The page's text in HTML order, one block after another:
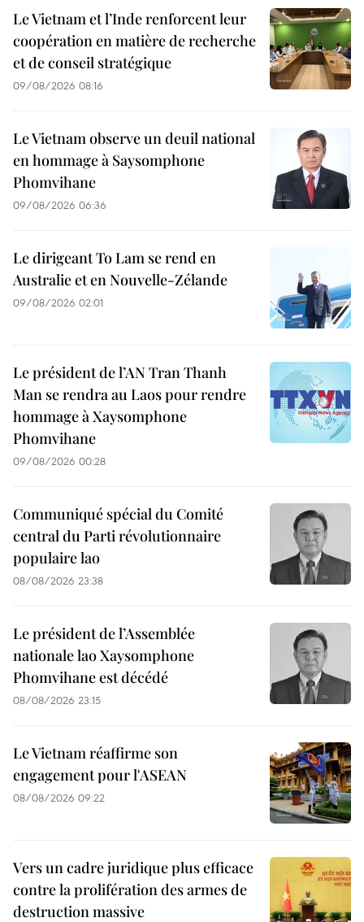
Le Vietnam et l’Inde renforcent leur
coopération en matière de recherche
et de conseil stratégique
09/08/2026 08:16
Le Vietnam observe un deuil national
en hommage à Saysomphone
Phomvihane
09/08/2026 06:36
Le dirigeant To Lam se rend en
Australie et en Nouvelle-Zélande
09/08/2026 02:01
Le président de l’AN Tran Thanh
Man se rendra au Laos pour rendre
hommage à Xaysomphone
Phomvihane
09/08/2026 00:28
Communiqué spécial du Comité
central du Parti révolutionnaire
populaire lao
08/08/2026 23:38
Le président de l’Assemblée
nationale lao Xaysomphone
Phomvihane est décédé
08/08/2026 23:15
Le Vietnam réaffirme son
engagement pour l'ASEAN
08/08/2026 09:22
Vers un cadre juridique plus efficace
contre la prolifération des armes de
destruction massive